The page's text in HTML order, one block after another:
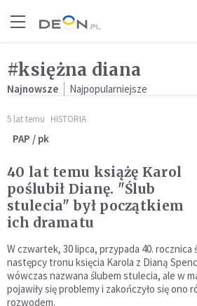
#księżna diana
Najnowsze Najpopularniejsze
5 lat temu HISTORIA
PAP / pk
40 lat temu książę Karol
poślubił Dianę. "Ślub
stulecia" był początkiem
ich dramatu
W czwartek, 30 lipca, przypada 40.
następcy tronu księcia Karola z Dianą
wówczas nazwana ślubem stulecia, ale w
pojawiły się problemy i zakończyło się ono
rozwodem.